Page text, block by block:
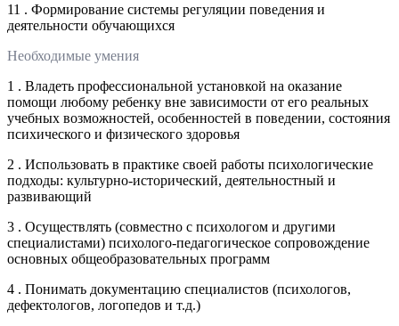
11 . Формирование системы регуляции поведения и
деятельности обучающихся
Необходимые умения
1 . Владеть профессиональной установкой на оказание
помощи любому ребенку вне зависимости от его реальных
учебных возможностей, особенностей в поведении, состояния
психического и физического здоровья
2 . Использовать в практике своей работы психологические
подходы: культурно-исторический, деятельностный и
развивающий
3 . Осуществлять (совместно с психологом и другими
специалистами) психолого-педагогическое сопровождение
основных общеобразовательных программ
4 . Понимать документацию специалистов (психологов,
дефектологов, логопедов и т.д.)